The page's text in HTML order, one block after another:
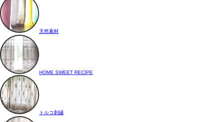
天然素材
HOME SWEET RECIPE
トルコ刺繍